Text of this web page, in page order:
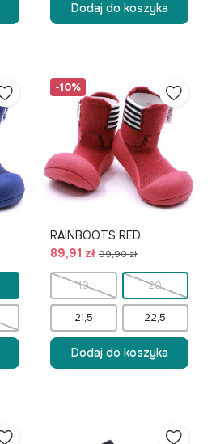
Dodaj do koszyka
-10%
RAINBOOTS RED
89,91 zł99,90 zł
19 20
21,5 22,5
Dodaj do koszyka